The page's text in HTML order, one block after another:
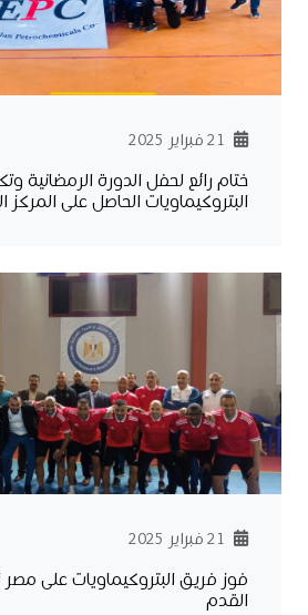
ختام رائع لحفل الدورة الرمضانية
البتروكيماويات الحاصل على المركز
فوز فريق البتروكيماويات على
القدم